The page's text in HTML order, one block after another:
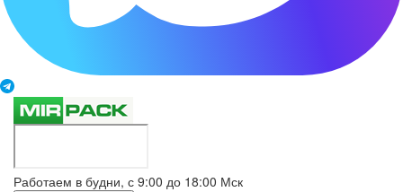
Работаем в будни, с 9:00 до 18:00 Мск